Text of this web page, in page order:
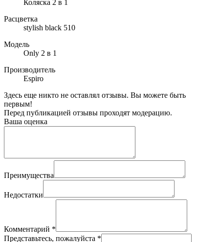
Коляска 2 в 1
Расцветка
stylish black 510
Модель
Only 2 в 1
Производитель
Espiro
Здесь еще никто не оставлял отзывы. Вы можете быть
первым!
Перед публикацией отзывы проходят модерацию.
Ваша оценка
Преимущества
Недостатки
Комментарий *
Представьтесь, пожалуйста *